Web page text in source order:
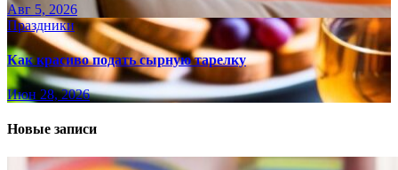
Авг 5, 2026
Праздники
Как красиво подать сырную тарелку
Июн 28, 2026
Новые записи